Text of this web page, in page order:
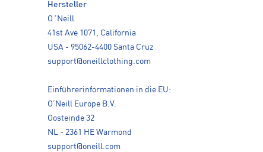
Hersteller
O´Neill
41st Ave 1071, California
USA - 95062-4400 Santa Cruz
support@oneillclothing.com
Einführerinformationen in die EU:
O’Neill Europe B.V.
Oosteinde 32
NL - 2361 HE Warmond
support@oneill.com